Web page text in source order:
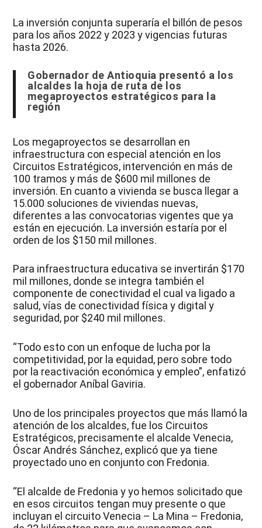
La inversión conjunta superaría el billón de pesos
para los años 2022 y 2023 y vigencias futuras
hasta 2026.
Gobernador de Antioquia presentó a los
alcaldes la hoja de ruta de los
megaproyectos estratégicos para la
región
Los megaproyectos se desarrollan en
infraestructura con especial atención en los
Circuitos Estratégicos, intervención en más de
100 tramos y más de $600 mil millones de
inversión. En cuanto a vivienda se busca llegar a
15.000 soluciones de viviendas nuevas,
diferentes a las convocatorias vigentes que ya
están en ejecución. La inversión estaría por el
orden de los $150 mil millones.
Para infraestructura educativa se invertirán $170
mil millones, donde se integra también el
componente de conectividad el cual va ligado a
salud, vías de conectividad física y digital y
seguridad, por $240 mil millones.
“Todo esto con un enfoque de lucha por la
competitividad, por la equidad, pero sobre todo
por la reactivación económica y empleo”, enfatizó
el gobernador Aníbal Gaviria.
Uno de los principales proyectos que más llamó la
atención de los alcaldes, fue los Circuitos
Estratégicos, precisamente el alcalde Venecia,
Óscar Andrés Sánchez, explicó que ya tiene
proyectado uno en conjunto con Fredonia.
“El alcalde de Fredonia y yo hemos solicitado que
en esos circuitos tengan muy presente o que
incluyan el circuito Venecia – La Mina – Fredonia,